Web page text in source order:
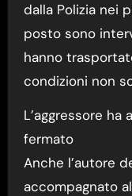
dalla Polizia nei
posto sono
hanno
condizioni non
L’aggressore
fermato
Anche l’autore
accompagnato